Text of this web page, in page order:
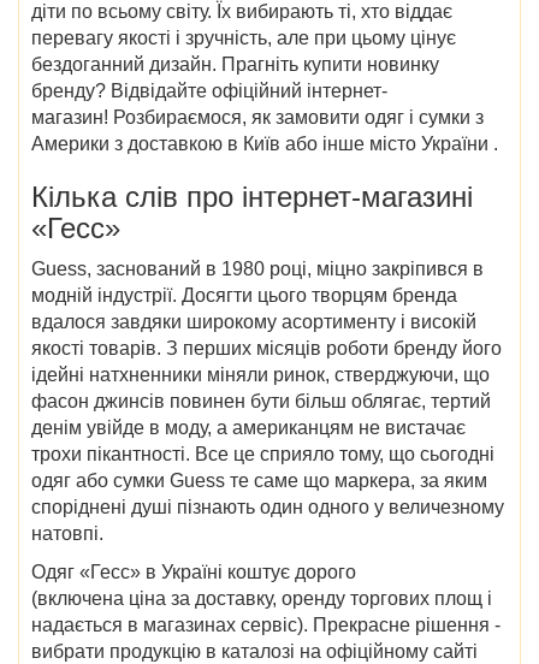
діти по всьому світу. Їх вибирають ті, хто віддає
перевагу якості і зручність, але при цьому цінує
бездоганний дизайн. Прагніть купити новинку
бренду? Відвідайте офіційний інтернет-
магазин! Розбираємося, як замовити одяг і сумки з
Америки з доставкою в Київ або інше місто України .
Кілька слів про інтернет-магазині
«Гесс»
Guess, заснований в 1980 році, міцно закріпився в
модній індустрії. Досягти цього творцям бренда
вдалося завдяки широкому асортименту і високій
якості товарів. З перших місяців роботи бренду його
ідейні натхненники міняли ринок, стверджуючи, що
фасон джинсів повинен бути більш облягає, тертий
денім увійде в моду, а американцям не вистачає
трохи пікантності. Все це сприяло тому, що сьогодні
одяг або сумки Guess те саме що маркера, за яким
споріднені душі пізнають один одного у величезному
натовпі.
Одяг «Гесс» в Україні коштує дорого
(включена ціна за доставку, оренду торгових площ і
надається в магазинах сервіс). Прекрасне рішення -
вибрати продукцію в каталозі на офіційному сайті